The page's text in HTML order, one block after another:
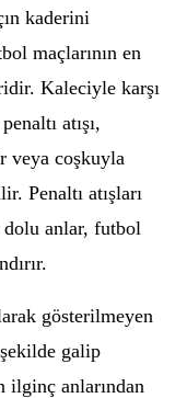
kaderini
maçlarının en
Kaleciyle karşı
atışı,
veya coşkuyla
Penaltı atışları
dolu anlar, futbol
gösterilmeyen
galip
ilginç anlarından